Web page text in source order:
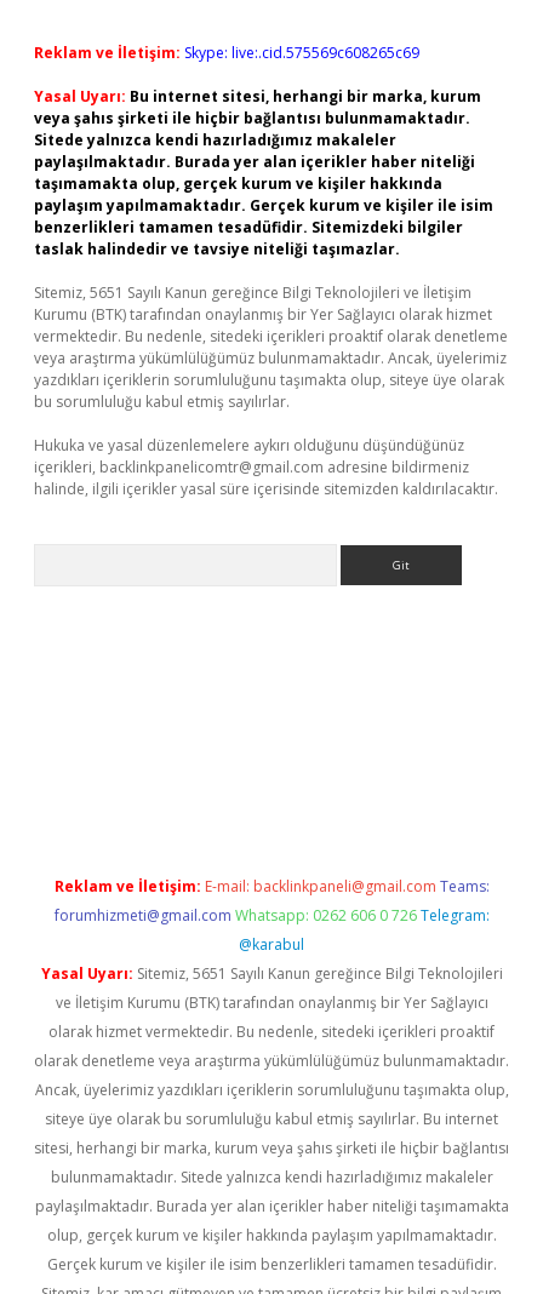
Reklam ve İletişim: Skype: live:.cid.575569c608265c69
Yasal Uyarı: Bu internet sitesi, herhangi bir marka, kurum
veya şahıs şirketi ile hiçbir bağlantısı bulunmamaktadır.
Sitede yalnızca kendi hazırladığımız makaleler
paylaşılmaktadır. Burada yer alan içerikler haber niteliği
taşımamakta olup, gerçek kurum ve kişiler hakkında
paylaşım yapılmamaktadır. Gerçek kurum ve kişiler ile isim
benzerlikleri tamamen tesadüfidir. Sitemizdeki bilgiler
taslak halindedir ve tavsiye niteliği taşımazlar.
Sitemiz, 5651 Sayılı Kanun gereğince Bilgi Teknolojileri ve İletişim
Kurumu (BTK) tarafından onaylanmış bir Yer Sağlayıcı olarak hizmet
vermektedir. Bu nedenle, sitedeki içerikleri proaktif olarak denetleme
veya araştırma yükümlülüğümüz bulunmamaktadır. Ancak, üyelerimiz
yazdıkları içeriklerin sorumluluğunu taşımakta olup, siteye üye olarak
bu sorumluluğu kabul etmiş sayılırlar.
Hukuka ve yasal düzenlemelere aykırı olduğunu düşündüğünüz
içerikleri, backlinkpanelicomtr@gmail.com adresine bildirmeniz
halinde, ilgili içerikler yasal süre içerisinde sitemizden kaldırılacaktır.
Reklam ve İletişim: E-mail: backlinkpaneli@gmail.com Teams:
forumhizmeti@gmail.com Whatsapp: 0262 606 0 726 Telegram:
@karabul
Yasal Uyarı: Sitemiz, 5651 Sayılı Kanun gereğince Bilgi Teknolojileri
ve İletişim Kurumu (BTK) tarafından onaylanmış bir Yer Sağlayıcı
olarak hizmet vermektedir. Bu nedenle, sitedeki içerikleri proaktif
olarak denetleme veya araştırma yükümlülüğümüz bulunmamaktadır.
Ancak, üyelerimiz yazdıkları içeriklerin sorumluluğunu taşımakta olup,
siteye üye olarak bu sorumluluğu kabul etmiş sayılırlar. Bu internet
sitesi, herhangi bir marka, kurum veya şahıs şirketi ile hiçbir bağlantısı
bulunmamaktadır. Sitede yalnızca kendi hazırladığımız makaleler
paylaşılmaktadır. Burada yer alan içerikler haber niteliği taşımamakta
olup, gerçek kurum ve kişiler hakkında paylaşım yapılmamaktadır.
Gerçek kurum ve kişiler ile isim benzerlikleri tamamen tesadüfidir.